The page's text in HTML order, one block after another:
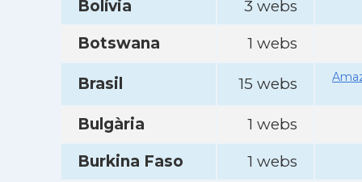
Bolívia
3 webs
Botswana
1 webs
Brasil 15 webs
Bulgària
1 webs
Burkina Faso
1 webs